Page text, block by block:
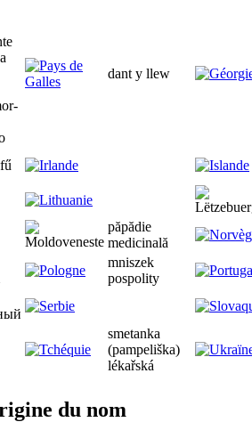
dant y llew
păpădie
medicinală
mniszek
pospolity
smetanka
(pampeliška)
lékařská
du nom